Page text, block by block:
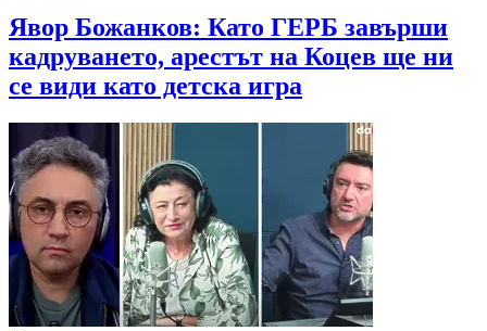
Явор Божанков: Като ГЕРБ завърши
кадруването, арестът на Коцев ще ни
се види като детска игра